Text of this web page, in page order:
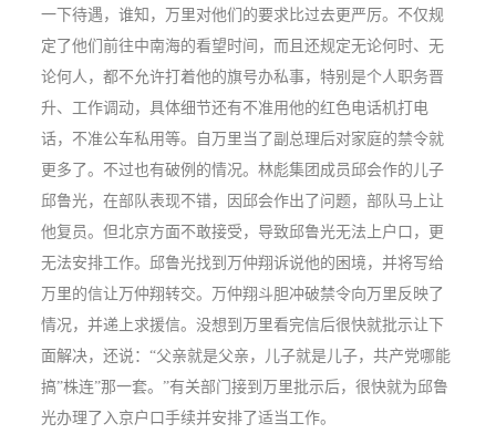
一下待遇，谁知，万里对他们的要求比过去更严厉。不仅规
定了他们前往中南海的看望时间，而且还规定无论何时、无
论何人，都不允许打着他的旗号办私事，特别是个人职务晋
升、工作调动，具体细节还有不准用他的红色电话机打电
话，不准公车私用等。自万里当了副总理后对家庭的禁令就
更多了。不过也有破例的情况。林彪集团成员邱会作的儿子
邱鲁光，在部队表现不错，因邱会作出了问题，部队马上让
他复员。但北京方面不敢接受，导致邱鲁光无法上户口，更
无法安排工作。邱鲁光找到万仲翔诉说他的困境，并将写给
万里的信让万仲翔转交。万仲翔斗胆冲破禁令向万里反映了
情况，并递上求援信。没想到万里看完信后很快就批示让下
面解决，还说：“父亲就是父亲，儿子就是儿子，共产党哪能
搞”株连”那一套。”有关部门接到万里批示后，很快就为邱鲁
光办理了入京户口手续并安排了适当工作。